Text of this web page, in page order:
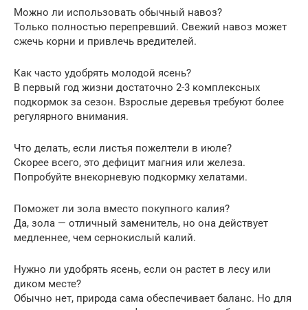
Можно ли использовать обычный навоз?
Только полностью перепревший. Свежий навоз может
сжечь корни и привлечь вредителей.
Как часто удобрять молодой ясень?
В первый год жизни достаточно 2-3 комплексных
подкормок за сезон. Взрослые деревья требуют более
регулярного внимания.
Что делать, если листья пожелтели в июле?
Скорее всего, это дефицит магния или железа.
Попробуйте внекорневую подкормку хелатами.
Поможет ли зола вместо покупного калия?
Да, зола — отличный заменитель, но она действует
медленнее, чем сернокислый калий.
Нужно ли удобрять ясень, если он растет в лесу или
диком месте?
Обычно нет, природа сама обеспечивает баланс. Но для